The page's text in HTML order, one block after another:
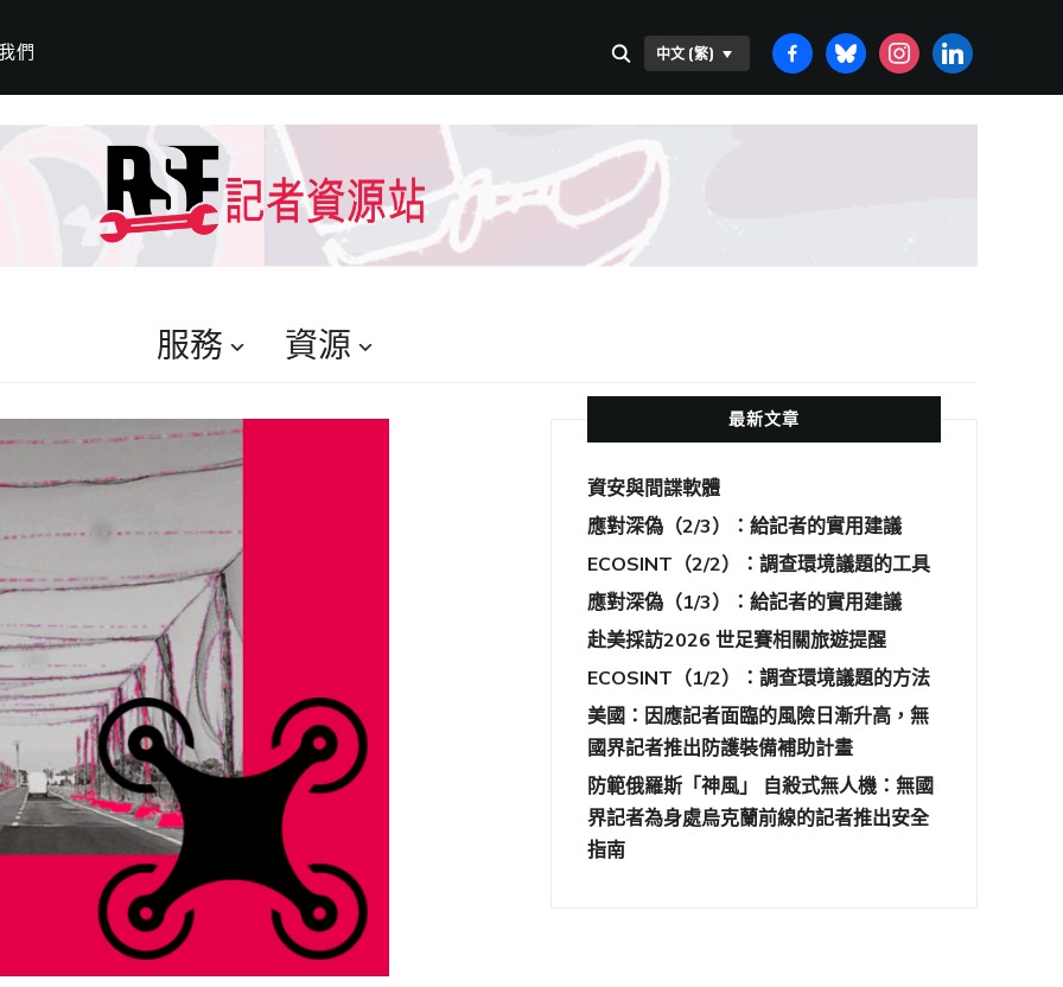
們 中文 (繁)
FACEBOOK-
ALT
BLUESKYINSTAGRAMLINKEDIN
服務 資源
最新文章
資安與間諜軟體
應對深偽（2/3）：給記者的實用建議
ECOSINT（2/2）：調查環境議題的工具
應對深偽（1/3）：給記者的實用建議
赴美採訪2026 世足賽相關旅遊提醒
ECOSINT（1/2）：調查環境議題的方法
美國：因應記者面臨的風險日漸升高，無
國界記者推出防護裝備補助計畫
防範俄羅斯「神風」 自殺式無人機：無國
界記者為身處烏克蘭前線的記者推出安全
指南